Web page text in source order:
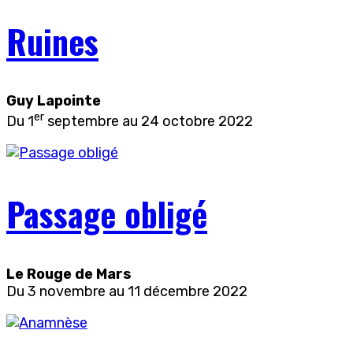
Ruines
Guy Lapointe
Du 1er septembre au 24 octobre 2022
Passage obligé
Le Rouge de Mars
Du 3 novembre au 11 décembre 2022